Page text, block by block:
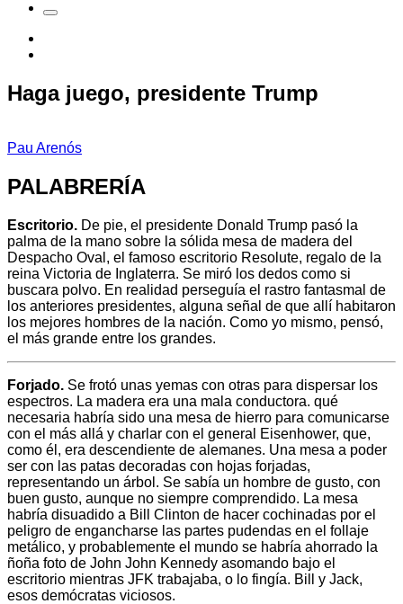
Haga juego, presidente Trump
Pau Arenós
PALABRERÍA
Escritorio. De pie, el presidente Donald Trump pasó la
palma de la mano sobre la sólida mesa de madera del
Despacho Oval, el famoso escritorio Resolute, regalo de la
reina Victoria de Inglaterra. Se miró los dedos como si
buscara polvo. En realidad perseguía el rastro fantasmal de
los anteriores presidentes, alguna señal de que allí habitaron
los mejores hombres de la nación. Como yo mismo, pensó,
el más grande entre los grandes.
Forjado. Se frotó unas yemas con otras para dispersar los
espectros. La madera era una mala conductora. qué
necesaria habría sido una mesa de hierro para comunicarse
con el más allá y charlar con el general Eisenhower, que,
como él, era descendiente de alemanes. Una mesa a poder
ser con las patas decoradas con hojas forjadas,
representando un árbol. Se sabía un hombre de gusto, con
buen gusto, aunque no siempre comprendido. La mesa
habría disuadido a Bill Clinton de hacer cochinadas por el
peligro de engancharse las partes pudendas en el follaje
metálico, y probablemente el mundo se habría ahorrado la
ñoña foto de John John Kennedy asomando bajo el
escritorio mientras JFK trabajaba, o lo fingía. Bill y Jack,
esos demócratas viciosos.